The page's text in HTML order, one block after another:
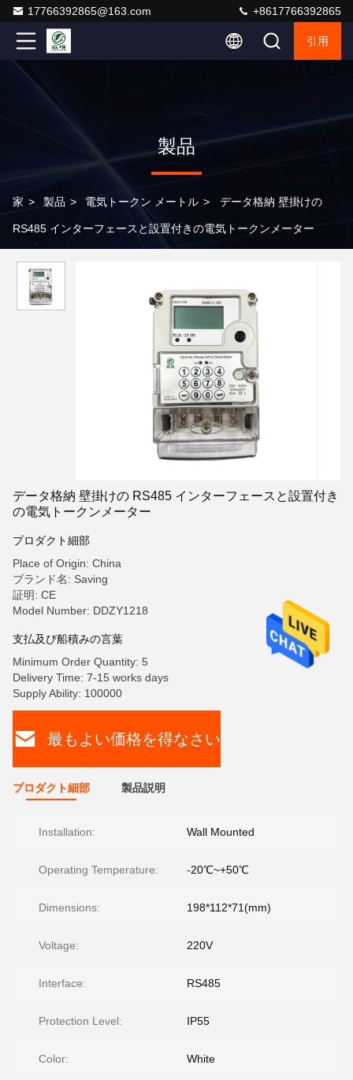
17766392865@163.com +8617766392865
引用
製品
家 > 製品 > 電気トークン メートル > データ格納 壁掛けの
RS485 インターフェースと設置付きの電気トークンメーター
データ格納 壁掛けの RS485 インターフェースと設置付き
の電気トークンメーター
プロダクト細部
Place of Origin: China
ブランド名: Saving
証明: CE
Model Number: DDZY1218
支払及び船積みの言葉
Minimum Order Quantity: 5
Delivery Time: 7-15 works days
Supply Ability: 100000
最もよい価格を得なさい
プロダクト細部 製品説明
Installation: Wall Mounted
Operating Temperature: -20℃~+50℃
Dimensions: 198*112*71(mm)
Voltage: 220V
Interface: RS485
Protection Level: IP55
Color: White